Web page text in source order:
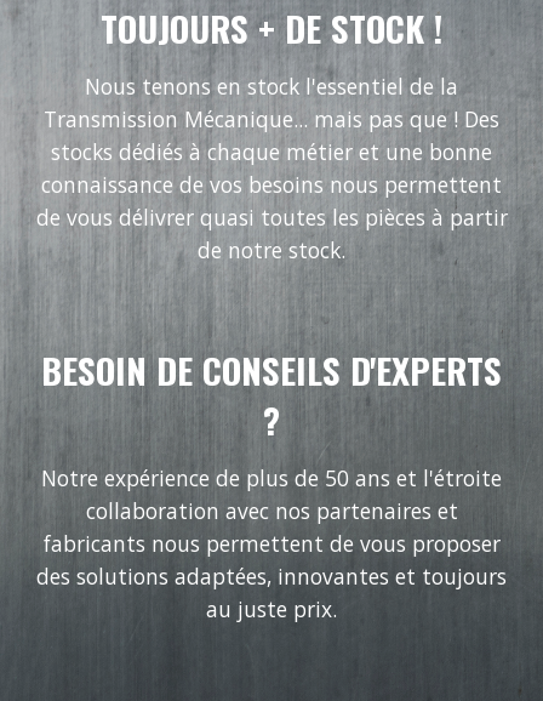
TOUJOURS + DE STOCK !
Nous tenons en stock l'essentiel de la
Transmission Mécanique... mais pas que ! Des
stocks dédiés à chaque métier et une bonne
connaissance de vos besoins nous permettent
de vous délivrer quasi toutes les pièces à partir
de notre stock.
BESOIN DE CONSEILS D'EXPERTS
?
Notre expérience de plus de 50 ans et l'étroite
collaboration avec nos partenaires et
fabricants nous permettent de vous proposer
des solutions adaptées, innovantes et toujours
au juste prix.